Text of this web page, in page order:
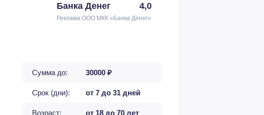
Банка Денег 4,0
Реклама ООО МКК «Банка Денег»
Сумма до: 30000 ₽
Срок (дни): от 7 до 31 дней
Возраст: от 18 до 70 лет